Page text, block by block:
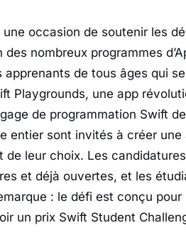
occasion de soutenir les
des nombreux programmes
de tous âges qui
Playgrounds, une app
de programmation Swift
entier sont invités à créer une
de leur choix. Les
et déjà ouvertes, et les
: le défi est conçu pour
un prix Swift Student